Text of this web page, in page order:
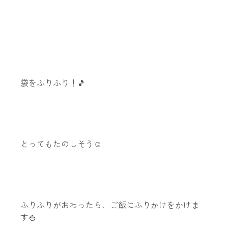
袋をふりふり！🎵
とってもたのしそう☺️
ふりふりがおわったら、ご飯にふりかけをかけま
す🍚